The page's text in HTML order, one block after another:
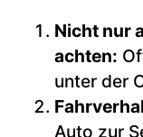
Nicht nur
achten:
unter der
Auto zur